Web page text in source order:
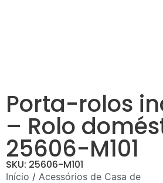
Porta-rolos
– Rolo
25606-M101
SKU: 25606-M101
Início / Acessórios de Casa de